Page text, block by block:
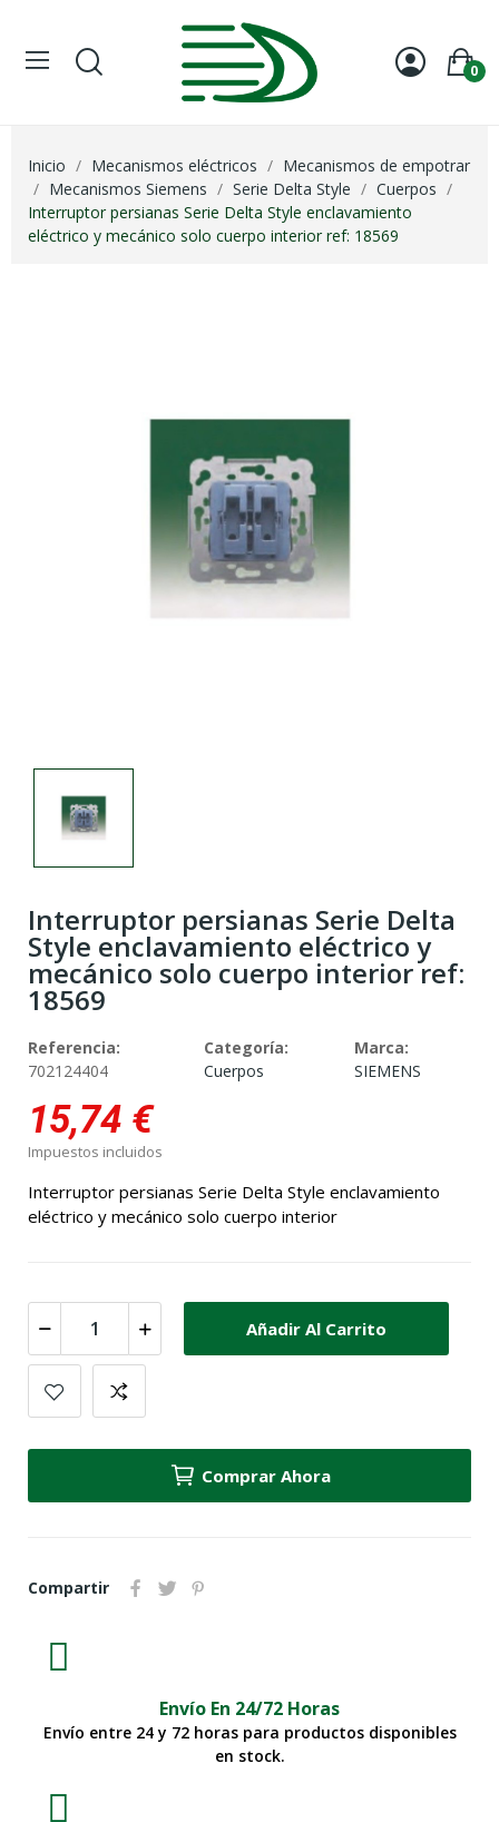
0
Inicio Mecanismos eléctricos
Mecanismos de empotrar
Mecanismos Siemens
Serie Delta Style
Cuerpos
Interruptor persianas Serie Delta Style enclavamiento
eléctrico y mecánico solo cuerpo interior ref: 18569
Interruptor persianas Serie Delta
Style enclavamiento eléctrico y
mecánico solo cuerpo interior ref:
18569
Referencia:
702124404
Categoría:
Cuerpos
Marca:
SIEMENS
15,74 €
Impuestos incluidos
Interruptor persianas Serie Delta Style enclavamiento
eléctrico y mecánico solo cuerpo interior
Añadir Al Carrito
Comprar Ahora
Compartir
Envío En 24/72 Horas
Envío entre 24 y 72 horas para productos disponibles
en stock.